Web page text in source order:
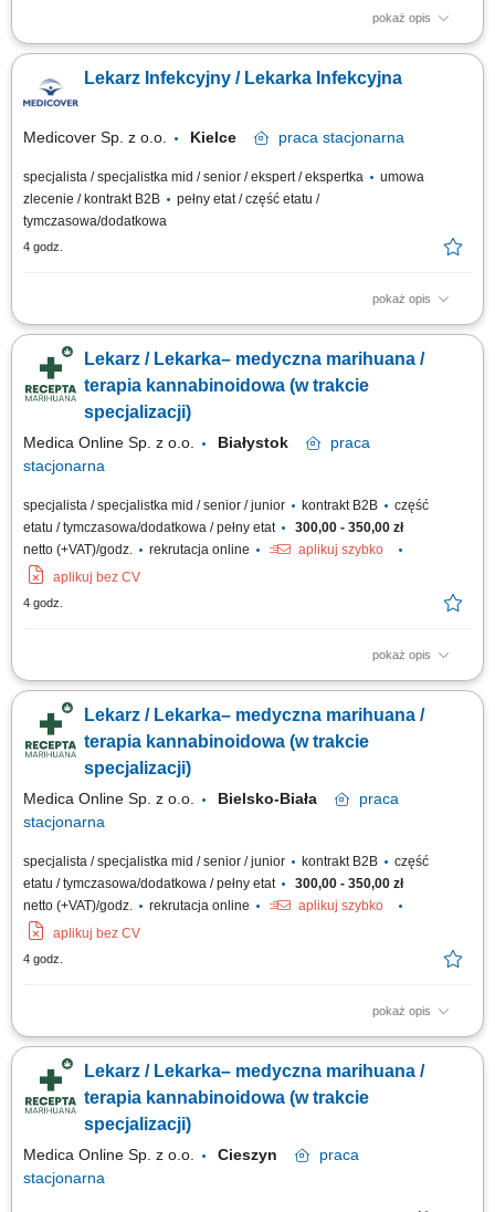
pokaż opis
Będziesz odpowiedzialny/-a za: konsultacje, prowadzenie elektronicznej
medycznych. Dołącz do naszej ekipy medycznej i stań się #bohaterem
opieki zdrowotnej! Szukamy Ciebie jeśli​: posiadasz prawo wykonywania
Lekarz Infekcyjny / Lekarka Infekcyjna
Medicover Sp. z o.o. Kielce praca stacjonarna
specjalista / specjalistka mid / senior / ekspert / ekspertka
umowa
zlecenie / kontrakt B2B
pełny etat / część etatu /
tymczasowa/dodatkowa
4 godz.
pokaż opis
Będziesz odpowiedzialny/-a za: konsultacje, prowadzenie elektronicznej
dokumentacji medycznej, dbałość o zachowanie wysokich standardów
medycznych. Dołącz do naszej ekipy medycznej i stań się #bohaterem
opieki zdrowotnej! Szukamy Ciebie jeśli​: posiadasz prawo wykonywania
zawodu obsługa...
Lekarz / Lekarka– medyczna marihuana /
terapia kannabinoidowa (w trakcie
specjalizacji)
Medica Online Sp. z o.o. Białystok
praca
stacjonarna
specjalista / specjalistka mid / senior / junior kontrakt B2B
część
etatu / tymczasowa/dodatkowa / pełny etat
300,00 - 350,00 zł
netto (+VAT)/godz.
rekrutacja online
aplikuj szybko
aplikuj bez CV
4 godz.
pokaż opis
Opis stanowiska Prowadzenie konsultacji lekarskich z pacjentami w
zakresie terapii opartej o medyczną marihuanę; Ocena wskazań do
leczenia oraz dobór indywidualnych zaleceń terapeutycznych;
Prowadzenie dokumentacji medycznej zgodnie z obowiązującymi
standardami; Praca w gabinecie stacjonarnym...
Lekarz / Lekarka– medyczna marihuana /
terapia kannabinoidowa (w trakcie
specjalizacji)
Medica Online Sp. z o.o. Bielsko-Biała
praca
stacjonarna
specjalista / specjalistka mid / senior / junior kontrakt B2B
część
etatu / tymczasowa/dodatkowa / pełny etat
300,00 - 350,00 zł
netto (+VAT)/godz.
rekrutacja online
aplikuj szybko
aplikuj bez CV
4 godz.
pokaż opis
Opis stanowiska Prowadzenie konsultacji lekarskich z pacjentami w
zakresie terapii opartej o medyczną marihuanę; Ocena wskazań do
leczenia oraz dobór indywidualnych zaleceń terapeutycznych;
Prowadzenie dokumentacji medycznej zgodnie z obowiązującymi
standardami; Praca w gabinecie stacjonarnym...
Lekarz / Lekarka– medyczna marihuana /
terapia kannabinoidowa (w trakcie
specjalizacji)
Medica Online Sp. z o.o. Cieszyn
praca
stacjonarna